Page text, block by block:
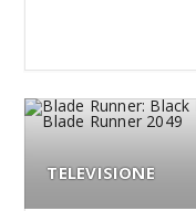
TELEVISIONE